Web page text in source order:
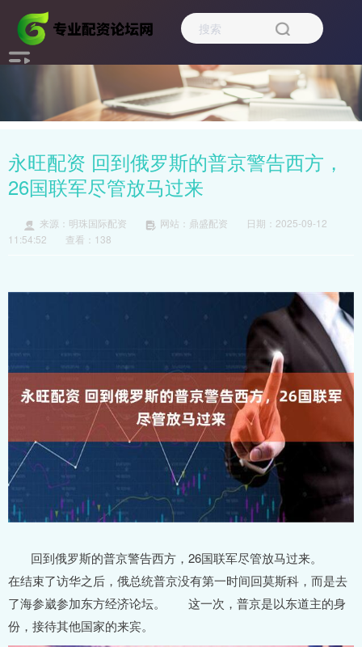
永旺配资 回到俄罗斯的普京警告西方，
26国联军尽管放马过来
来源：明珠国际配资 网站：鼎盛配资
日期：2025-09-12
11:54:52
查看：138
回到俄罗斯的普京警告西方，26国联军尽管放马过来。
在结束了访华之后，俄总统普京没有第一时间回莫斯科，而是去
了海参崴参加东方经济论坛。 这一次，普京是以东道主的身
份，接待其他国家的来宾。